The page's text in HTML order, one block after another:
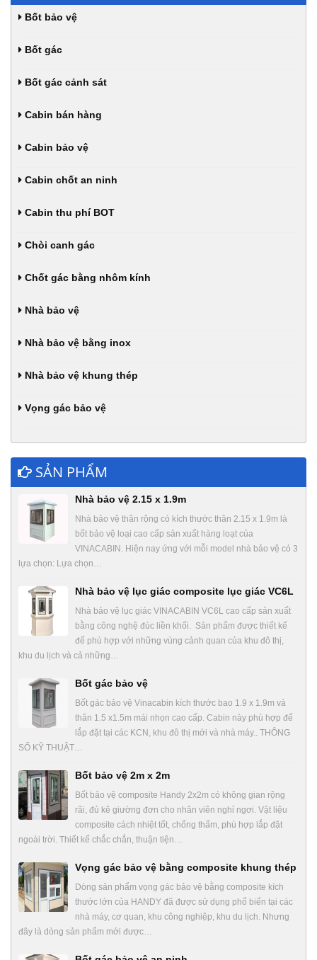
Bốt bảo vệ
Bốt gác
Bốt gác cảnh sát
Cabin bán hàng
Cabin bảo vệ
Cabin chốt an ninh
Cabin thu phí BOT
Chòi canh gác
Chốt gác bằng nhôm kính
Nhà bảo vệ
Nhà bảo vệ bằng inox
Nhà bảo vệ khung thép
Vọng gác bảo vệ
SẢN PHẨM
Nhà bảo vệ 2.15 x 1.9m
Nhà bảo vệ thân rộng có kích thước thân 2.15 x 1.9m là
bốt bảo vệ loại cao cấp sản xuất hàng loạt của
VINACABIN. Hiện nay ứng với mỗi model nhà bảo vệ có 3
lựa chọn: Lựa chọn…
Nhà bảo vệ lục giác composite lục giác VC6L
Nhà bảo vệ lục giác VINACABIN VC6L cao cấp sản xuất
bằng công nghệ đúc liền khối. Sản phẩm được thiết kế
để phù hợp với những vùng cảnh quan của khu đô thị,
khu du lịch và cả những…
Bốt gác bảo vệ
Bốt gác bảo vệ Vinacabin kích thước bao 1.9 x 1.9m và
thân 1.5 x1.5m mái nhọn cao cấp. Cabin này phù hợp để
lắp đặt tại các KCN, khu đô thị mới và nhà máy.. THÔNG
SỐ KỸ THUẬT…
Bốt bảo vệ 2m x 2m
Bốt bảo vệ composite Handy 2x2m có không gian rộng
rãi, đủ kê giường đơn cho nhân viên nghỉ ngơi. Vật liệu
composite cách nhiệt tốt, chống thấm, phù hợp lắp đặt
ngoài trời. Thiết kế chắc chắn, thuận tiện…
Vọng gác bảo vệ bằng composite khung thép
Dòng sản phẩm vọng gác bảo vệ bằng composite kích
thước lớn của HANDY đã được sử dụng phổ biến tại các
nhà máy, cơ quan, khu công nghiệp, khu du lịch. Nhưng
đây là dòng sản phẩm mới được…